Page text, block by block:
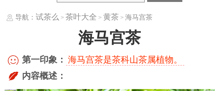
导航： 试茶么 > 茶叶大全 > 黄茶 > 海马宫茶
海马宫茶
第一印象： 海马宫茶是茶科山茶属植物。
内容概述：